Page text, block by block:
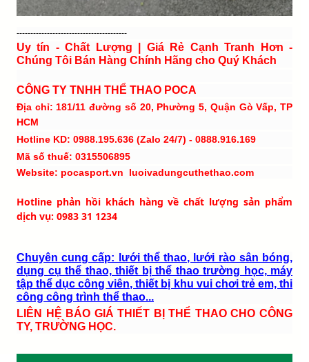
----------------------------------------
Uy tín - Chất Lượng | Giá Rẻ Cạnh Tranh Hơn -
Chúng Tôi Bán Hàng Chính Hãng cho Quý Khách
CÔNG TY TNHH THỂ THAO POCA
Địa chỉ: 181/11 đường số 20, Phường 5, Quận Gò Vấp, TP
HCM
Hotline KD: 0988.195.636 (Zalo 24/7) - 0888.916.169
Mã số thuế: 0315506895
Website: pocasport.vn luoivadungcuthethao.com
Hotline phản hồi khách hàng về chất lượng sản phẩm
dịch vụ: 0983 31 1234
Chuyên cung cấp: lưới thể thao, lưới rào sân bóng,
dụng cụ thể thao, thiết bị thể thao trường học, máy
tập thể dục công viên, thiết bị khu vui chơi trẻ em, thi
công công trình thể thao...
LIÊN HỆ BÁO GIÁ THIẾT BỊ THỂ THAO CHO CÔNG
TY, TRƯỜNG HỌC.